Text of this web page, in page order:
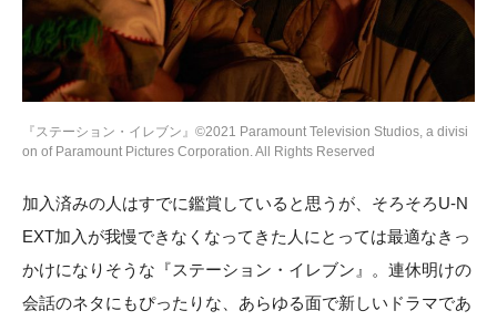
『ステーション・イレブン』©2021 Paramount Television Studios, a divisi
on of Paramount Pictures Corporation. All Rights Reserved
加入済みの人はすでに鑑賞していると思うが、そろそろU-N
EXT加入が我慢できなくなってきた人にとっては最適なきっ
かけになりそうな『ステーション・イレブン』。連休明けの
会話のネタにもぴったりな、あらゆる面で新しいドラマであ